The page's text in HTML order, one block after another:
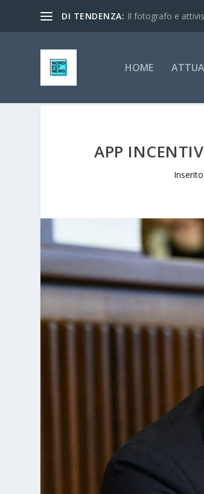
DI TENDENZA: Il fotografo e
HOME
APP